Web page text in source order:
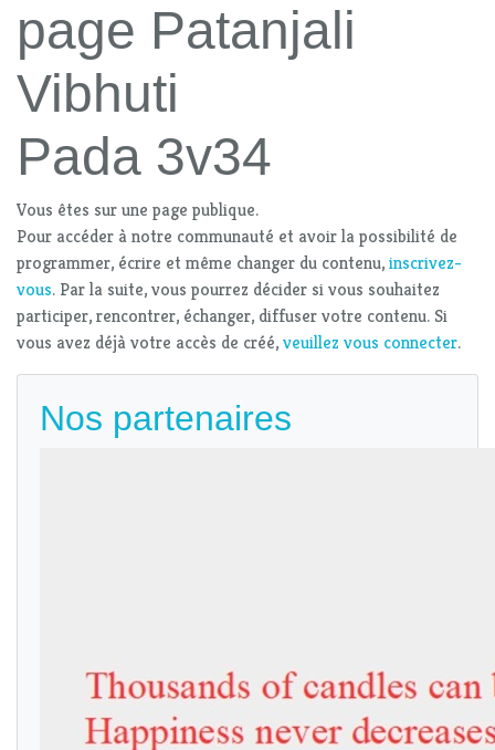
page Patanjali
Vibhuti
Pada 3v34
Vous êtes sur une page publique.
Pour accéder à notre communauté et avoir la possibilité de
programmer, écrire et même changer du contenu,inscrivez-
vous. Par la suite, vous pourrez décider si vous souhaitez
participer, rencontrer, échanger, diffuser votre contenu. Si
vous avez déjà votre accès de créé,veuillez vous connecter.
Nos partenaires